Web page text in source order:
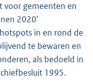
voor gemeenten en
2020’
in en rond de
te bewaren en
als bedoeld in
1995.